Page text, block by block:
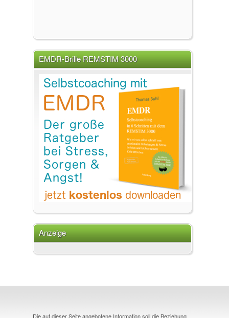
EMDR-Brille REMSTIM 3000
Anzeige
Die auf dieser Seite angebotene Information soll die Beziehung